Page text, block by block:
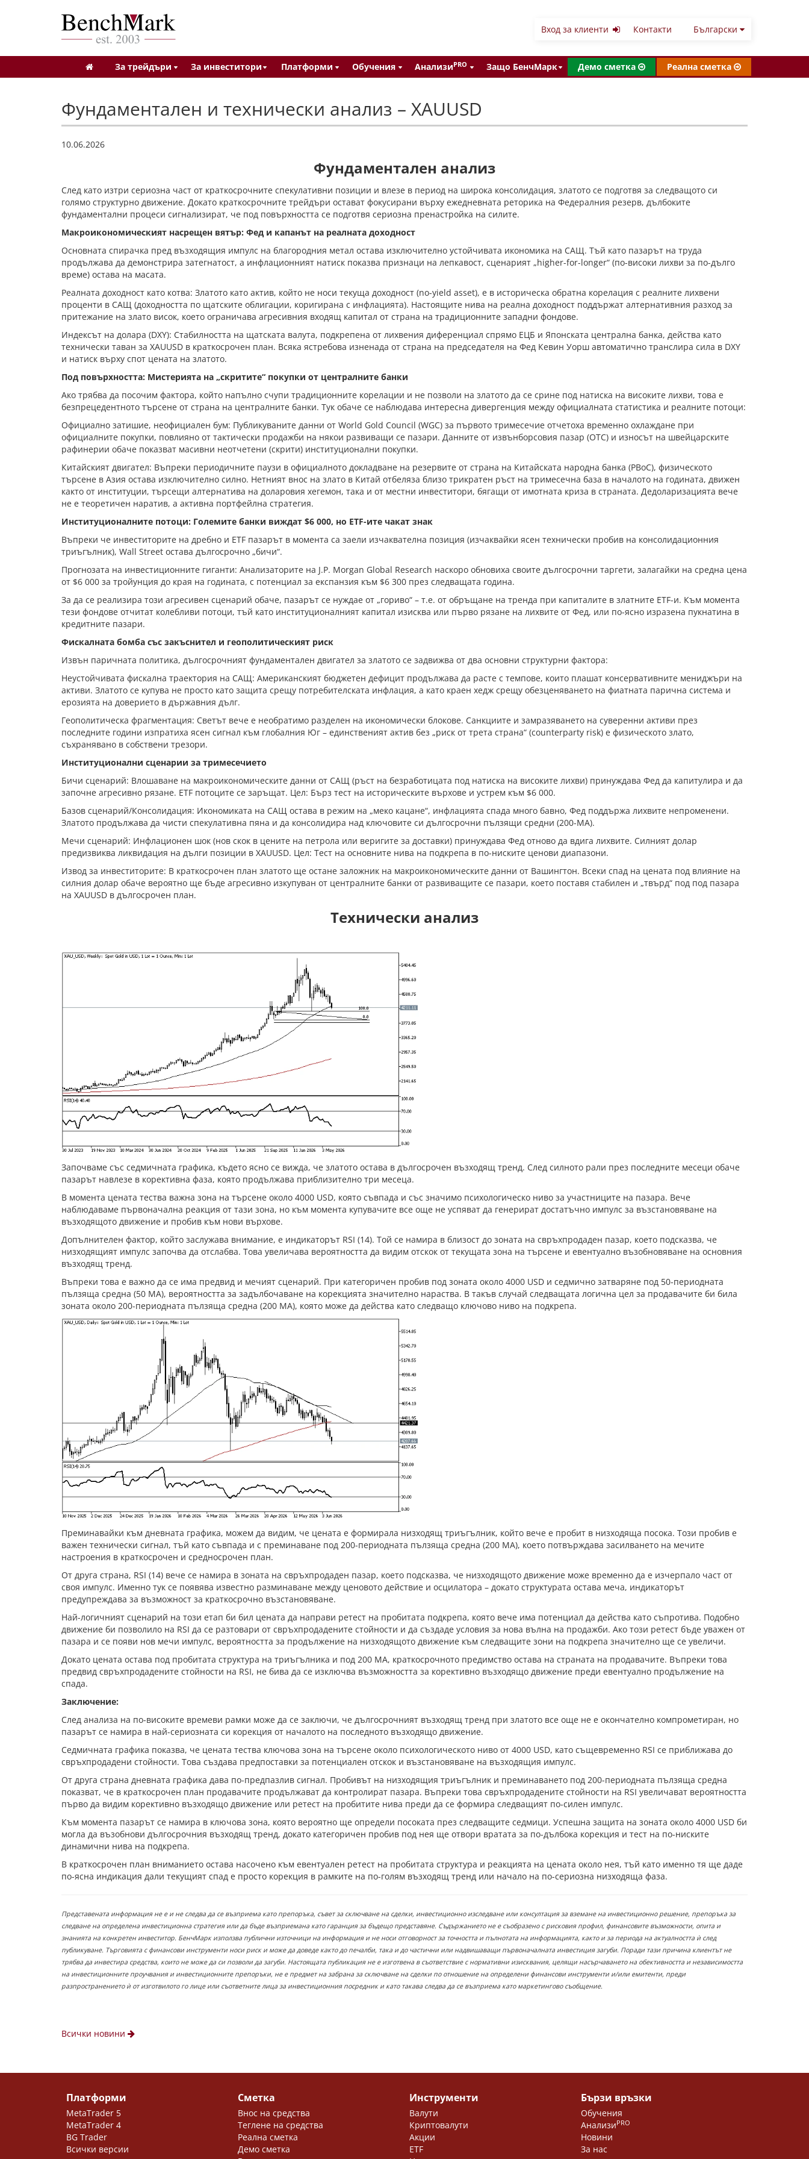
Вход за клиенти Контакти Български
За трейдъри За инвеститори Платформи Обучения АнализиPRO Защо БенчМарк Демо сметка Реална сметка
Фундаментален и технически анализ – XAUUSD
10.06.2026
Фундаментален анализ
След като изтри сериозна част от краткосрочните спекулативни позиции и влезе в период на широка консолидация, златото се подготвя за следващото си
голямо структурно движение. Докато краткосрочните трейдъри остават фокусирани върху ежедневната реторика на Федералния резерв, дълбоките
фундаментални процеси сигнализират, че под повърхността се подготвя сериозна пренастройка на силите.
Макроикономическият насрещен вятър: Фед и капанът на реалната доходност
Основната спирачка пред възходящия импулс на благородния метал остава изключително устойчивата икономика на САЩ. Тъй като пазарът на труда
продължава да демонстрира затегнатост, а инфлационният натиск показва признаци на лепкавост, сценарият „higher-for-longer“ (по-високи лихви за по-дълго
време) остава на масата.
Реалната доходност като котва: Златото като актив, който не носи текуща доходност (no-yield asset), е в историческа обратна корелация с реалните лихвени
проценти в САЩ (доходността по щатските облигации, коригирана с инфлацията). Настоящите нива на реална доходност поддържат алтернативния разход за
притежание на злато висок, което ограничава агресивния входящ капитал от страна на традиционните западни фондове.
Индексът на долара (DXY): Стабилността на щатската валута, подкрепена от лихвения диференциал спрямо ЕЦБ и Японската централна банка, действа като
технически таван за XAUUSD в краткосрочен план. Всяка ястребова изненада от страна на председателя на Фед Кевин Уорш автоматично транслира сила в DXY
и натиск върху спот цената на златото.
Под повърхността: Мистерията на „скритите“ покупки от централните банки
Ако трябва да посочим фактора, който напълно счупи традиционните корелации и не позволи на златото да се срине под натиска на високите лихви, това е
безпрецедентното търсене от страна на централните банки. Тук обаче се наблюдава интересна дивергенция между официалната статистика и реалните потоци:
Официално затишие, неофициален бум: Публикуваните данни от World Gold Council (WGC) за първото тримесечие отчетоха временно охлаждане при
официалните покупки, повлияно от тактически продажби на някои развиващи се пазари. Данните от извънборсовия пазар (OTC) и износът на швейцарските
рафинерии обаче показват масивни неотчетени (скрити) институционални покупки.
Китайският двигател: Въпреки периодичните паузи в официалното докладване на резервите от страна на Китайската народна банка (PBoC), физическото
търсене в Азия остава изключително силно. Нетният внос на злато в Китай отбеляза близо трикратен ръст на тримесечна база в началото на годината, движен
както от институции, търсещи алтернатива на доларовия хегемон, така и от местни инвеститори, бягащи от имотната криза в страната. Дедоларизацията вече
не е теоретичен наратив, а активна портфейлна стратегия.
Институционалните потоци: Големите банки виждат $6 000, но ETF-ите чакат знак
Въпреки че инвеститорите на дребно и ETF пазарът в момента са заели изчаквателна позиция (изчаквайки ясен технически пробив на консолидационния
триъгълник), Wall Street остава дългосрочно „бичи“.
Прогнозата на инвестиционните гиганти: Анализаторите на J.P. Morgan Global Research наскоро обновиха своите дългосрочни таргети, залагайки на средна цена
от $6 000 за тройунция до края на годината, с потенциал за експанзия към $6 300 през следващата година.
За да се реализира този агресивен сценарий обаче, пазарът се нуждае от „гориво“ – т.е. от обръщане на тренда при капиталите в златните ETF-и. Към момента
тези фондове отчитат колебливи потоци, тъй като институционалният капитал изисква или първо рязане на лихвите от Фед, или по-ясно изразена пукнатина в
кредитните пазари.
Фискалната бомба със закъснител и геополитическият риск
Извън паричната политика, дългосрочният фундаментален двигател за златото се задвижва от два основни структурни фактора:
Неустойчивата фискална траектория на САЩ: Американският бюджетен дефицит продължава да расте с темпове, които плашат консервативните мениджъри на
активи. Златото се купува не просто като защита срещу потребителската инфлация, а като краен хедж срещу обезценяването на фиатната парична система и
ерозията на доверието в държавния дълг.
Геополитическа фрагментация: Светът вече е необратимо разделен на икономически блокове. Санкциите и замразяването на суверенни активи през
последните години изпратиха ясен сигнал към глобалния Юг – единственият актив без „риск от трета страна“ (counterparty risk) е физическото злато,
съхранявано в собствени трезори.
Институционални сценарии за тримесечието
Бичи сценарий: Влошаване на макроикономическите данни от САЩ (ръст на безработицата под натиска на високите лихви) принуждава Фед да капитулира и да
започне агресивно рязане. ETF потоците се заръщат. Цел: Бърз тест на историческите върхове и устрем към $6 000.
Базов сценарий/Консолидация: Икономиката на САЩ остава в режим на „меко кацане“, инфлацията спада много бавно, Фед поддържа лихвите непроменени.
Златото продължава да чисти спекулативна пяна и да консолидира над ключовите си дългосрочни пълзящи средни (200-MA).
Мечи сценарий: Инфлационен шок (нов скок в цените на петрола или веригите за доставки) принуждава Фед отново да вдига лихвите. Силният долар
предизвиква ликвидация на дълги позиции в XAUUSD. Цел: Тест на основните нива на подкрепа в по-ниските ценови диапазони.
Извод за инвеститорите: В краткосрочен план златото ще остане заложник на макроикономическите данни от Вашингтон. Всеки спад на цената под влияние на
силния долар обаче вероятно ще бъде агресивно изкупуван от централните банки от развиващите се пазари, което поставя стабилен и „твърд“ под под пазара
на XAUUSD в дългосрочен план.
Технически анализ
Започваме със седмичната графика, където ясно се вижда, че златото остава в дългосрочен възходящ тренд. След силното рали през последните месеци обаче
пазарът навлезе в корективна фаза, която продължава приблизително три месеца.
В момента цената тества важна зона на търсене около 4000 USD, която съвпада и със значимо психологическо ниво за участниците на пазара. Вече
наблюдаваме първоначална реакция от тази зона, но към момента купувачите все още не успяват да генерират достатъчно импулс за възстановяване на
възходящото движение и пробив към нови върхове.
Допълнителен фактор, който заслужава внимание, е индикаторът RSI (14). Той се намира в близост до зоната на свръхпродаден пазар, което подсказва, че
низходящият импулс започва да отслабва. Това увеличава вероятността да видим отскок от текущата зона на търсене и евентуално възобновяване на основния
възходящ тренд.
Въпреки това е важно да се има предвид и мечият сценарий. При категоричен пробив под зоната около 4000 USD и седмично затваряне под 50-периодната
пълзяща средна (50 MA), вероятността за задълбочаване на корекцията значително нараства. В такъв случай следващата логична цел за продавачите би била
зоната около 200-периодната пълзяща средна (200 MA), която може да действа като следващо ключово ниво на подкрепа.
Преминавайки към дневната графика, можем да видим, че цената е формирала низходящ триъгълник, който вече е пробит в низходяща посока. Този пробив е
важен технически сигнал, тъй като съвпада и с преминаване под 200-периодната пълзяща средна (200 MA), което потвърждава засилването на мечите
настроения в краткосрочен и средносрочен план.
От друга страна, RSI (14) вече се намира в зоната на свръхпродаден пазар, което подсказва, че низходящото движение може временно да е изчерпало част от
своя импулс. Именно тук се появява известно разминаване между ценовото действие и осцилатора – докато структурата остава меча, индикаторът
предупреждава за възможност за краткосрочно възстановяване.
Най-логичният сценарий на този етап би бил цената да направи ретест на пробитата подкрепа, която вече има потенциал да действа като съпротива. Подобно
движение би позволило на RSI да се разтовари от свръхпродадените стойности и да създаде условия за нова вълна на продажби. Ако този ретест бъде уважен от
пазара и се появи нов мечи импулс, вероятността за продължение на низходящото движение към следващите зони на подкрепа значително ще се увеличи.
Докато цената остава под пробитата структура на триъгълника и под 200 MA, краткосрочното предимство остава на страната на продавачите. Въпреки това
предвид свръхпродадените стойности на RSI, не бива да се изключва възможността за корективно възходящо движение преди евентуално продължение на
спада.
Заключение:
След анализа на по-високите времеви рамки може да се заключи, че дългосрочният възходящ тренд при златото все още не е окончателно компрометиран, но
пазарът се намира в най-сериозната си корекция от началото на последното възходящо движение.
Седмичната графика показва, че цената тества ключова зона на търсене около психологическото ниво от 4000 USD, като същевременно RSI се приближава до
свръхпродадени стойности. Това създава предпоставки за потенциален отскок и възстановяване на възходящия импулс.
От друга страна дневната графика дава по-предпазлив сигнал. Пробивът на низходящия триъгълник и преминаването под 200-периодната пълзяща средна
показват, че в краткосрочен план продавачите продължават да контролират пазара. Въпреки това свръхпродадените стойности на RSI увеличават вероятността
първо да видим корективно възходящо движение или ретест на пробитите нива преди да се формира следващият по-силен импулс.
Към момента пазарът се намира в ключова зона, която вероятно ще определи посоката през следващите седмици. Успешна защита на зоната около 4000 USD би
могла да възобнови дългосрочния възходящ тренд, докато категоричен пробив под нея ще отвори вратата за по-дълбока корекция и тест на по-ниските
динамични нива на подкрепа.
В краткосрочен план вниманието остава насочено към евентуален ретест на пробитата структура и реакцията на цената около нея, тъй като именно тя ще даде
по-ясна индикация дали текущият спад е просто корекция в рамките на по-голям възходящ тренд или начало на по-сериозна низходяща фаза.
Представената информация не е и не следва да се възприема като препоръка, съвет за сключване на сделки, инвестиционно изследване или консултация за вземане на инвестиционно решение, препоръка за
следване на определена инвестиционна стратегия или да бъде възприемана като гаранция за бъдещо представяне. Съдържанието не е съобразено с рисковия профил, финансовите възможности, опита и
знанията на конкретен инвеститор. БенчМарк използва публични източници на информация и не носи отговорност за точността и пълнотата на информацията, както и за периода на актуалността ѝ след
публикуване. Търговията с финансови инструменти носи риск и може да доведе както до печалби, така и до частични или надвишаващи първоначалната инвестиция загуби. Поради тази причина клиентът не
трябва да инвестира средства, които не може да си позволи да загуби. Настоящата публикация не е изготвена в съответствие с нормативни изисквания, целящи насърчаването на обективността и независимостта
на инвестиционните проучвания и инвестиционните препоръки, не е предмет на забрана за сключване на сделки по отношение на определени финансови инструменти и/или емитенти, преди
разпространението ѝ от изготвилото го лице или съответните лица за инвестиционния посредник и като такава следва да се възприема като маркетингово съобщение.
Всички новини
Платформи
MetaTrader 5
MetaTrader 4
BG Trader
Всички версии
Сметка
Внос на средства
Теглене на средства
Реална сметка
Демо сметка
Инструменти
Валути
Криптовалути
Акции
ETF
Бързи връзки
Обучения
АнализиPRO
Новини
За нас